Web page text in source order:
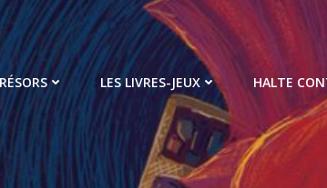
LES LIVRES-JEUX HALTE